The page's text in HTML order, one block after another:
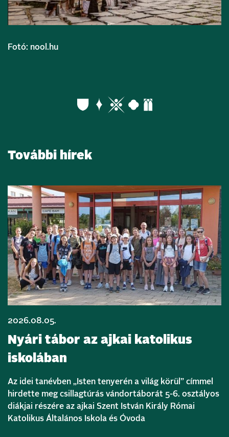
Fotó: nool.hu
További hírek
2026.08.05.
Nyári tábor az ajkai katolikus
iskolában
Az idei tanévben „Isten tenyerén a világ körül” címmel
hirdette meg csillagtúrás vándortáborát 5-6. osztályos
diákjai részére az ajkai Szent István Király Római
Katolikus Általános Iskola és Óvoda